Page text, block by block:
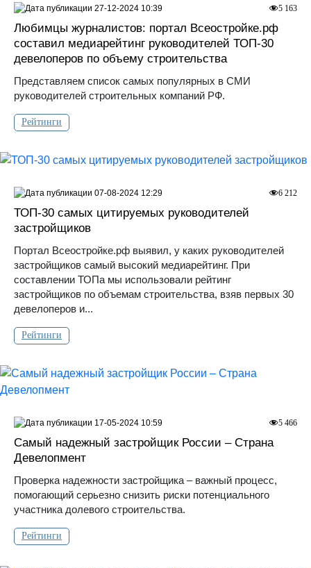
Любимцы журналистов: портал Всеостройке.рф
составил медиарейтинг руководителей ТОП-30
девелоперов по объему строительства
Представляем список самых популярных в СМИ
руководителей строительных компаний РФ.
Рейтинги
5 163
27-12-2024 10:39
ТОП-30 самых цитируемых руководителей
застройщиков
Портал Всеостройке.рф выявил, у каких руководителей
застройщиков самый высокий медиарейтинг. При
составлении ТОПа мы использовали рейтинг
застройщиков по объемам строительства, взяв первых 30
девелоперов и...
Рейтинги
6 212
07-08-2024 12:29
Самый надежный застройщик России – Страна
Девелопмент
Проверка надежности застройщика – важный процесс,
помогающий серьезно снизить риски потенциального
участника долевого строительства.
Рейтинги
5 466
17-05-2024 10:59